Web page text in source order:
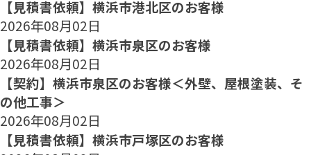
【見積書依頼】横浜市港北区のお客様
2026年08月02日
【見積書依頼】横浜市泉区のお客様
2026年08月02日
【契約】横浜市泉区のお客様＜外壁、屋根塗装、そ
の他工事＞
2026年08月02日
【見積書依頼】横浜市戸塚区のお客様